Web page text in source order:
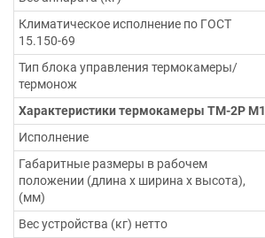
Климатическое исполнение по ГОСТ
15.150-69
Тип блока управления термокамеры/
термонож
Характеристики термокамеры ТМ-2Р М1
Исполнение
Габаритные размеры в рабочем
положении (длина х ширина х высота),
(мм)
Вес устройства (кг) нетто